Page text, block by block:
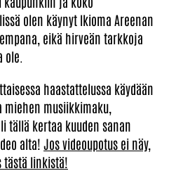
olen käynyt Ikioma Areenan
eikä hirveän tarkkoja
haastattelussa käydään
miehen musiikkimaku,
tällä kertaa kuuden sanan
alta! Jos videoupotus ei näy,
tästä linkistä!